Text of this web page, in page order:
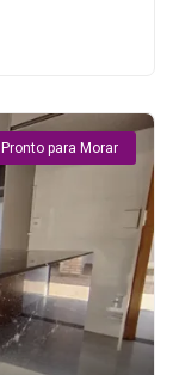
Pronto para Morar